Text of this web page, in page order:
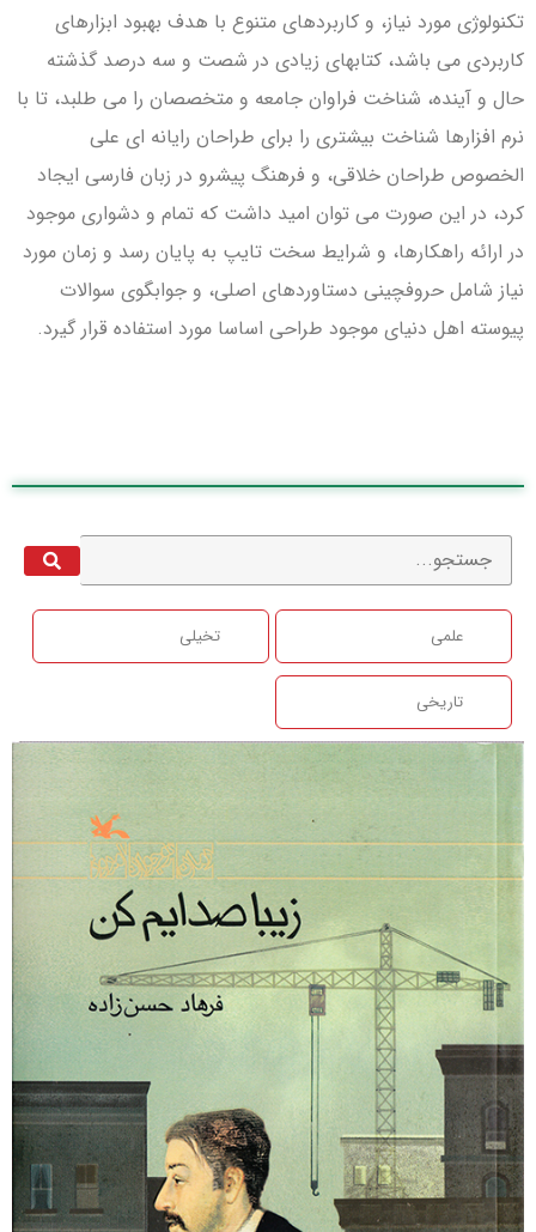
تکنولوژی مورد نیاز، و کاربردهای متنوع با هدف بهبود ابزارهای
کاربردی می باشد، کتابهای زیادی در شصت و سه درصد گذشته
حال و آینده، شناخت فراوان جامعه و متخصصان را می طلبد، تا با
نرم افزارها شناخت بیشتری را برای طراحان رایانه ای علی
الخصوص طراحان خلاقی، و فرهنگ پیشرو در زبان فارسی ایجاد
کرد، در این صورت می توان امید داشت که تمام و دشواری موجود
در ارائه راهکارها، و شرایط سخت تایپ به پایان رسد و زمان مورد
نیاز شامل حروفچینی دستاوردهای اصلی، و جوابگوی سوالات
پیوسته اهل دنیای موجود طراحی اساسا مورد استفاده قرار گیرد.
علمی تخیلی
تاریخی